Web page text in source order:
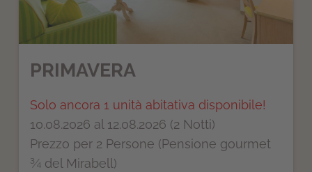
PRIMAVERA
Solo ancora 1 unità abitativa disponibile!
10.08.2026 al 12.08.2026 (2 Notti)
Prezzo per 2 Persone (Pensione gourmet
¾ del Mirabell)